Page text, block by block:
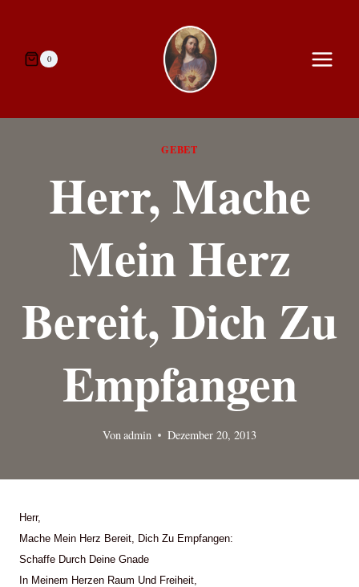
springen0
GEBET
Herr, Mache
Mein Herz
Bereit, Dich Zu
Empfangen
Vonadmin Dezember 20, 2013
Herr,
Mache Mein Herz Bereit, Dich Zu Empfangen:
Schaffe Durch Deine Gnade
In Meinem Herzen Raum Und Freiheit,